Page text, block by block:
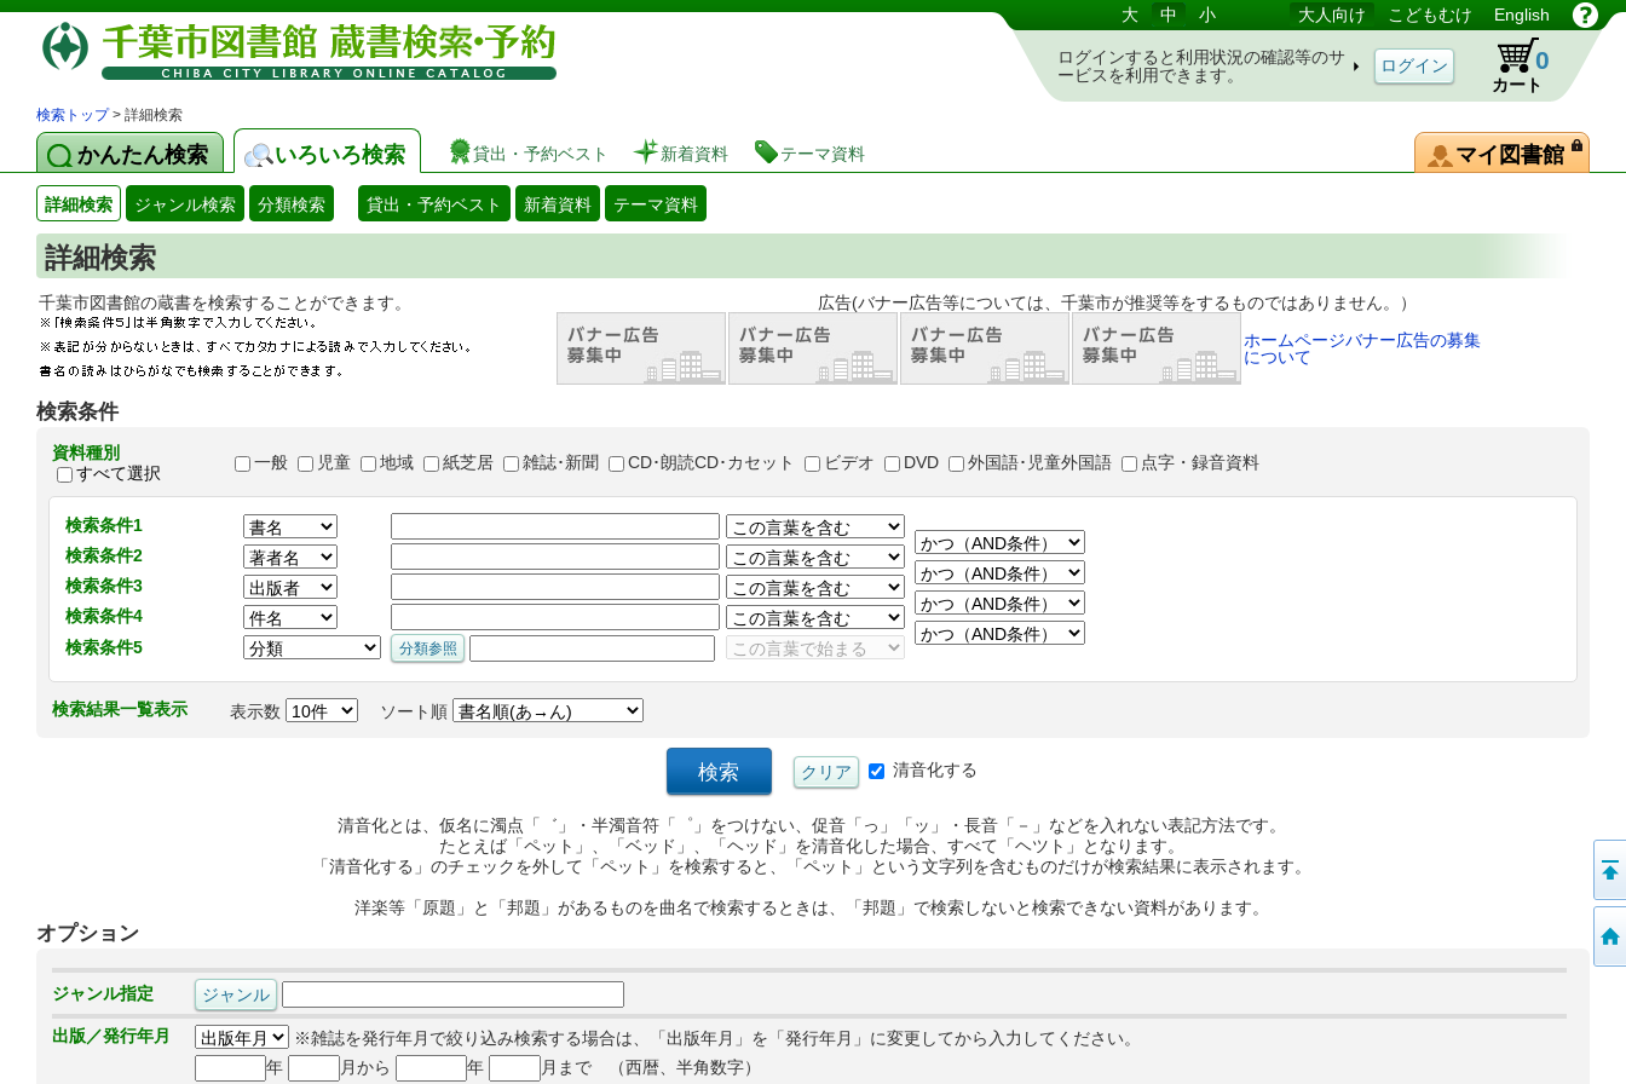
図書館 蔵書検索・予約システム 大 中 小 大人向け こどもむけ English
ログインすると利用状況の確認等のサ
ービスを利用できます。
カート
0
検索トップ> 詳細検索
かんたん検索 いろいろ検索 貸出・予約ベスト 新着資料 テーマ資料 マイ図書館
詳細検索 ジャンル検索 分類検索 貸出・予約ベスト 新着資料 テーマ資料
詳細検索
千葉市図書館の蔵書を検索することができます。 広告(バナー広告等については、千葉市が推奨等をするものではありません。）
ホームページバナー広告の募集
について
検索条件
資料種別
すべて選択
一般 児童 地域 紙芝居 雑誌･新聞 CD･朗読CD･カセット ビデオ DVD 外国語･児童外国語 点字・録音資料
検索条件1
検索条件2
検索条件3
検索条件4
検索条件5
検索結果一覧表示 表示数 ソート順
清音化する
清音化とは、仮名に濁点「゛」・半濁音符「゜」をつけない、促音「っ」「ッ」・長音「－」などを入れない表記方法です。
たとえば「ペット」、「ベッド」、「ヘッド」を清音化した場合、すべて「ヘツト」となります。
「清音化する」のチェックを外して「ペット」を検索すると、「ペット」という文字列を含むものだけが検索結果に表示されます。
洋楽等「原題」と「邦題」があるものを曲名で検索するときは、「邦題」で検索しないと検索できない資料があります。
オプション
ジャンル指定
出版／発行年月
※雑誌を発行年月で絞り込み検索する場合は、「出版年月」を「発行年月」に変更してから入力してください。
年
月から 年 月まで （西暦、半角数字）